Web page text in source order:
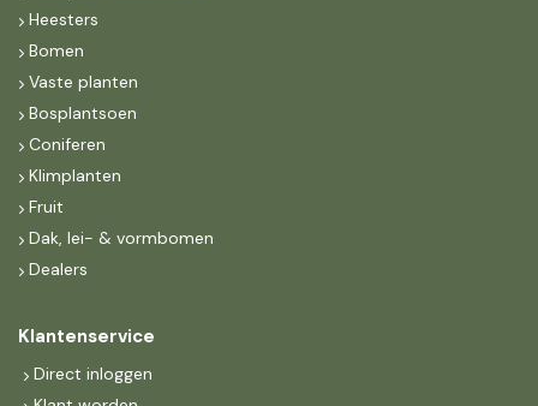
Heesters
Bomen
Vaste planten
Bosplantsoen
Coniferen
Klimplanten
Fruit
Dak, lei- & vormbomen
Dealers
Klantenservice
Direct inloggen